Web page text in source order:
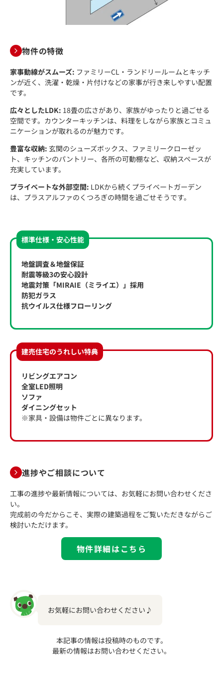
物件の特徴
家事動線がスムーズ: ファミリーCL・ランドリールームとキッチ
ンが近く、洗濯・乾燥・片付けなどの家事が行き来しやすい配置
です。
広々としたLDK: 18畳の広さがあり、家族がゆったりと過ごせる
空間です。カウンターキッチンは、料理をしながら家族とコミュ
ニケーションが取れるのが魅力です。
豊富な収納: 玄関のシューズボックス、ファミリークローゼッ
ト、キッチンのパントリー、各所の可動棚など、収納スペースが
充実しています。
プライベートな外部空間: LDKから続くプライベートガーデン
は、プラスアルファのくつろぎの時間を過ごせそうです。
標準仕様・安心性能
地盤調査＆地盤保証
耐震等級3の安心設計
地震対策「MIRAIE（ミライエ）」採用
防犯ガラス
抗ウイルス仕様フローリング
建売住宅のうれしい特典
リビングエアコン
全室LED照明
ソファ
ダイニングセット
※家具・設備は物件ごとに異なります。
進捗やご相談について
工事の進捗や最新情報については、お気軽にお問い合わせくださ
い。
完成前の今だからこそ、実際の建築過程をご覧いただきながらご
検討いただけます。
物件詳細はこちら
お気軽にお問い合わせください♪
本記事の情報は投稿時のものです。
最新の情報はお問い合わせください。